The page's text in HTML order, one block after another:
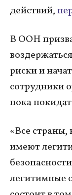
действий,
В ООН
риски и
сотрудники
пока
«Все страны,
имеют
легитимные